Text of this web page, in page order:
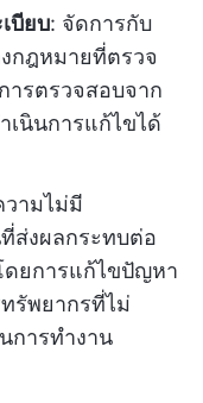
บียบ: จัดการกับ
กฎหมายที่ตรวจ
ารตรวจสอบจาก
เนินการแก้ไขได้
ามไม่มี
ส่งผลกระทบต่อ
ยการแก้ไขปัญหา
รัพยากรที่ไม่
การทำงาน